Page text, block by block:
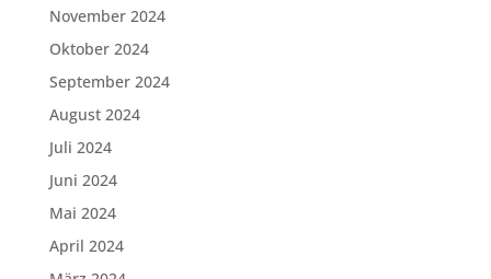
November 2024
Oktober 2024
September 2024
August 2024
Juli 2024
Juni 2024
Mai 2024
April 2024